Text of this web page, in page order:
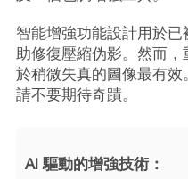
智能增強功能設計用於
助修復壓縮伪影。然而
於稍微失真的圖像最有效
請不要期待奇蹟。
AI 驅動的增強技術：